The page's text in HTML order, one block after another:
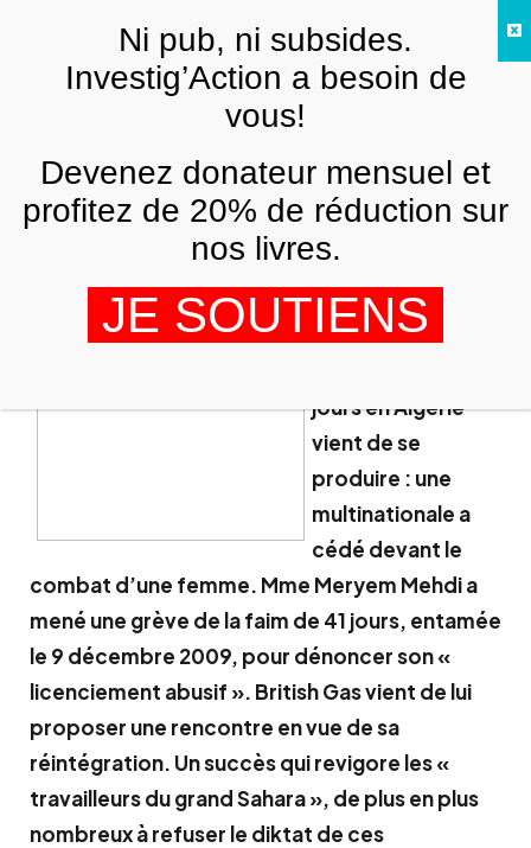
Les Algériens n’ont plus peur des
multinationales
3 FÉVRIER 2010
Ce qui était
impensable il y a
jours en Algérie
vient de se
produire : une
multinationale a
cédé devant le
combat d’une femme. Mme Meryem Mehdi a
mené une grève de la faim de 41 jours, entamée
le 9 décembre 2009, pour dénoncer son «
licenciement abusif ». British Gas vient de lui
proposer une rencontre en vue de sa
réintégration. Un succès qui revigore les «
travailleurs du grand Sahara », de plus en plus
nombreux à refuser le diktat de ces
FRNi pub, ni subsides.
Investig’Action a besoin de
vous!
Devenez donateur mensuel et
profitez de 20% de réduction sur
nos livres.
JE SOUTIENS